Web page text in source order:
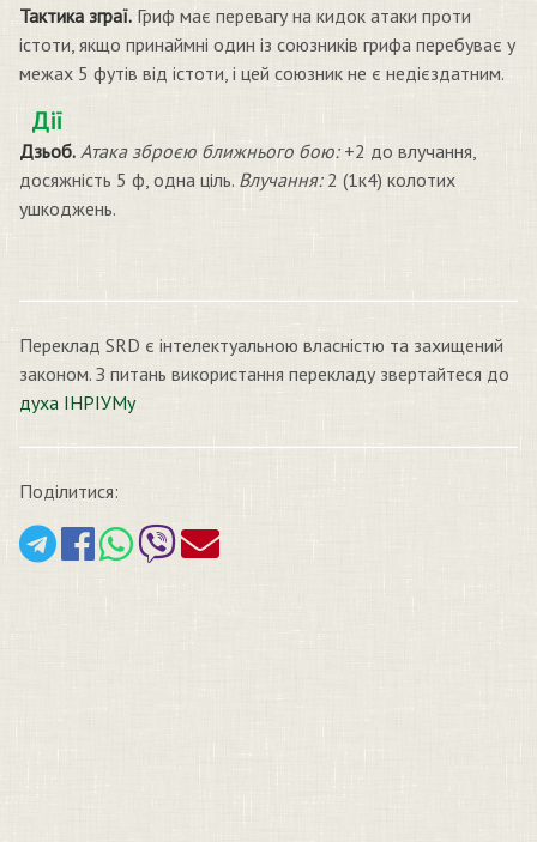
Тактика зграї. Гриф має перевагу на кидок атаки проти
істоти, якщо принаймні один із союзників грифа перебуває у
межах 5 футів від істоти, і цей союзник не є недієздатним.
Дії
Дзьоб. Атака зброєю ближнього бою:+2 до влучання,
досяжність 5 ф, одна ціль. Влучання:2 (1к4) колотих
ушкоджень.
Переклад SRD є інтелектуальною власністю та захищений
законом. З питань використання перекладу звертайтеся до
духа ІНРІУМу
Поділитися: